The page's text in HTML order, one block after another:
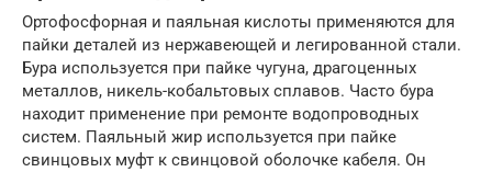
Ортофосфорная и паяльная кислоты применяются для
пайки деталей из нержавеющей и легированной стали.
Бура используется при пайке чугуна, драгоценных
металлов, никель-кобальтовых сплавов. Часто бура
находит применение при ремонте водопроводных
систем. Паяльный жир используется при пайке
свинцовых муфт к свинцовой оболочке кабеля. Он